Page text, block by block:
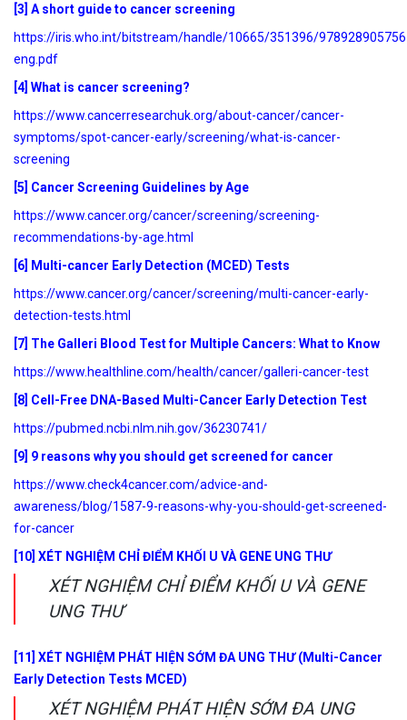
[3] A short guide to cancer screening
https://iris.who.int/bitstream/handle/10665/351396/
eng.pdf
[4] What is cancer screening?
https://www.cancerresearchuk.org/about-cancer/cancer-
symptoms/spot-cancer-early/screening/what-is-cancer-
screening
[5] Cancer Screening Guidelines by Age
https://www.cancer.org/cancer/screening/screening-
recommendations-by-age.html
[6] Multi-cancer Early Detection (MCED) Tests
https://www.cancer.org/cancer/screening/multi-cancer-early-
detection-tests.html
[7] The Galleri Blood Test for Multiple Cancers: What to Know
https://www.healthline.com/health/cancer/galleri-cancer-test
[8] Cell-Free DNA-Based Multi-Cancer Early Detection Test
https://pubmed.ncbi.nlm.nih.gov/36230741/
[9] 9 reasons why you should get screened for cancer
https://www.check4cancer.com/advice-and-
awareness/blog/1587-9-reasons-why-you-should-get-screened-
for-cancer
[10] XÉT NGHIỆM CHỈ ĐIỂM KHỐI U VÀ GENE UNG THƯ
XÉT NGHIỆM CHỈ ĐIỂM KHỐI U VÀ GENE
UNG THƯ
[11] XÉT NGHIỆM PHÁT HIỆN SỚM ĐA UNG THƯ (Multi-Cancer
Early Detection Tests MCED)
XÉT NGHIỆM PHÁT HIỆN SỚM ĐA UNG